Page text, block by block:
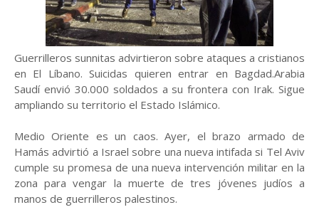
Guerrilleros sunnitas advirtieron sobre ataques a cristianos
en El Líbano. Suicidas quieren entrar en Bagdad.Arabia
Saudí envió 30.000 soldados a su frontera con Irak. Sigue
ampliando su territorio el Estado Islámico.
Medio Oriente es un caos. Ayer, el brazo armado de
Hamás advirtió a Israel sobre una nueva intifada si Tel Aviv
cumple su promesa de una nueva intervención militar en la
zona para vengar la muerte de tres jóvenes judíos a
manos de guerrilleros palestinos.